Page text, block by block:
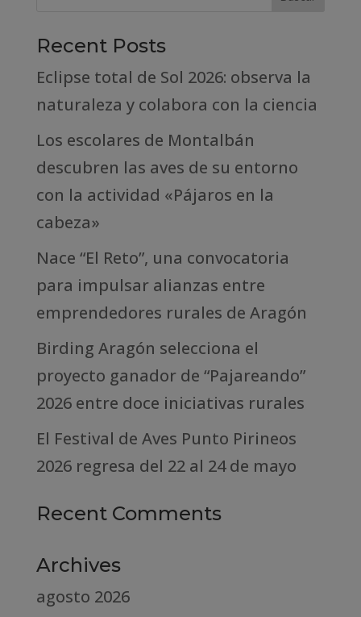
Recent Posts
Eclipse total de Sol 2026: observa la
naturaleza y colabora con la ciencia
Los escolares de Montalbán
descubren las aves de su entorno
con la actividad «Pájaros en la
cabeza»
Nace “El Reto”, una convocatoria
para impulsar alianzas entre
emprendedores rurales de Aragón
Birding Aragón selecciona el
proyecto ganador de “Pajareando”
2026 entre doce iniciativas rurales
El Festival de Aves Punto Pirineos
2026 regresa del 22 al 24 de mayo
Recent Comments
Archives
agosto 2026